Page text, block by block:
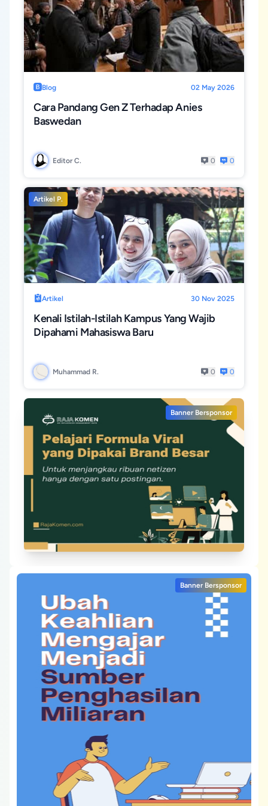
Blog 02 May 2026
Cara Pandang Gen Z Terhadap Anies
Baswedan
Editor C. 0 0
Artikel P.
Artikel 30 Nov 2025
Kenali Istilah-Istilah Kampus Yang Wajib
Dipahami Mahasiswa Baru
Muhammad R. 0 0
Banner Bersponsor
Banner Bersponsor